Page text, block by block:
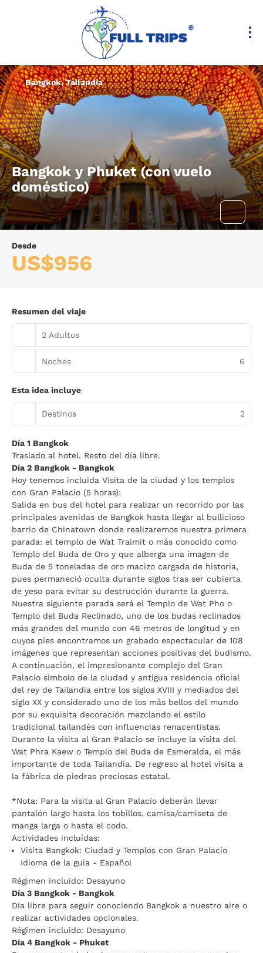
Bangkok y Phuket (con vuelo
doméstico)
Bangkok, Tailandia
Desde
US$956
Resumen del viaje
2 Adultos
Noches 6
Esta idea incluye
Destinos 2
Día 1 Bangkok
Traslado al hotel. Resto del día libre.
Día 2 Bangkok - Bangkok
Hoy tenemos incluida Visita de la ciudad y los templos
con Gran Palacio (5 horas):
Salida en bus del hotel para realizar un recorrido por las
principales avenidas de Bangkok hasta llegar al bullicioso
barrio de Chinatown donde realizaremos nuestra primera
parada: el templo de Wat Traimit o más conocido como
Templo del Buda de Oro y que alberga una imagen de
Buda de 5 toneladas de oro macizo cargada de historia,
pues permaneció oculta durante siglos tras ser cubierta
de yeso para evitar su destrucción durante la guerra.
Nuestra siguiente parada será el Templo de Wat Pho o
Templo del Buda Reclinado, uno de los budas reclinados
más grandes del mundo con 46 metros de longitud y en
cuyos pies encontramos un grabado espectacular de 108
imágenes que representan acciones positivas del budismo.
A continuación, el impresionante complejo del Gran
Palacio símbolo de la ciudad y antigua residencia oficial
del rey de Tailandia entre los siglos XVIII y mediados del
siglo XX y considerado uno de los más bellos del mundo
por su exquisita decoración mezclando el estilo
tradicional tailandés con influencias renacentistas.
Durante la visita al Gran Palacio se incluye la visita del
Wat Phra Kaew o Templo del Buda de Esmeralda, el más
importante de toda Tailandia. De regreso al hotel visita a
la fábrica de piedras preciosas estatal.
*Nota: Para la visita al Gran Palacio deberán llevar
pantalón largo hasta los tobillos, camisa/camiseta de
manga larga o hasta el codo.
Actividades incluídas:
Visita Bangkok: Ciudad y Templos con Gran Palacio
Idioma de la guía - Español
Régimen incluido: Desayuno
Día 3 Bangkok - Bangkok
Día libre para seguir conociendo Bangkok a nuestro aire o
realizar actividades opcionales.
Régimen incluido: Desayuno
Día 4 Bangkok - Phuket